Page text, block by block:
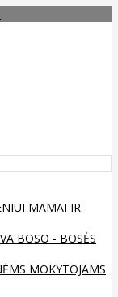
MAMAI IR
BOSO - BOSĖS
MOKYTOJAMS